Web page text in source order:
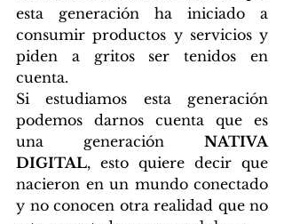
esta generación ha iniciado a
consumir productos y servicios y
piden a gritos ser tenidos en
cuenta.
Si estudiamos esta generación
podemos darnos cuenta que es
una generación NATIVA
DIGITAL, esto quiere decir que
nacieron en un mundo conectado
y no conocen otra realidad que no